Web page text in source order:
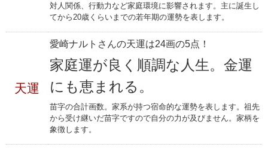
対人関係、行動力など家庭環境に影響されます。主に誕生し
てから20歳くらいまでの若年期の運勢を表します。
天運
愛崎ナルトさんの天運は24画の5点！
家庭運が良く順調な人生。金運
にも恵まれる。
苗字の合計画数。家系が持つ宿命的な運勢を表します。祖先
から受け継いだ苗字ですので自分の力が及びません。家柄を
象徴します。